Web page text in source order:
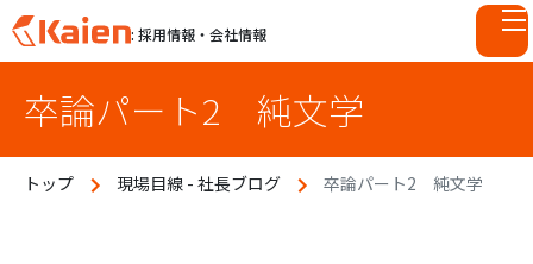
p
: 採用情報・会社情報
卒論パート2 純文学
トップ 現場目線 - 社長ブログ 卒論パート2 純文学